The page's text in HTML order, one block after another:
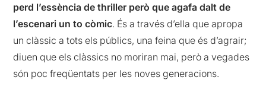
perd l’essència de thriller però que agafa dalt de
l’escenari un to còmic. És a través d’ella que apropa
un clàssic a tots els públics, una feina que és d’agrair;
diuen que els clàssics no moriran mai, però a vegades
són poc freqüentats per les noves generacions.